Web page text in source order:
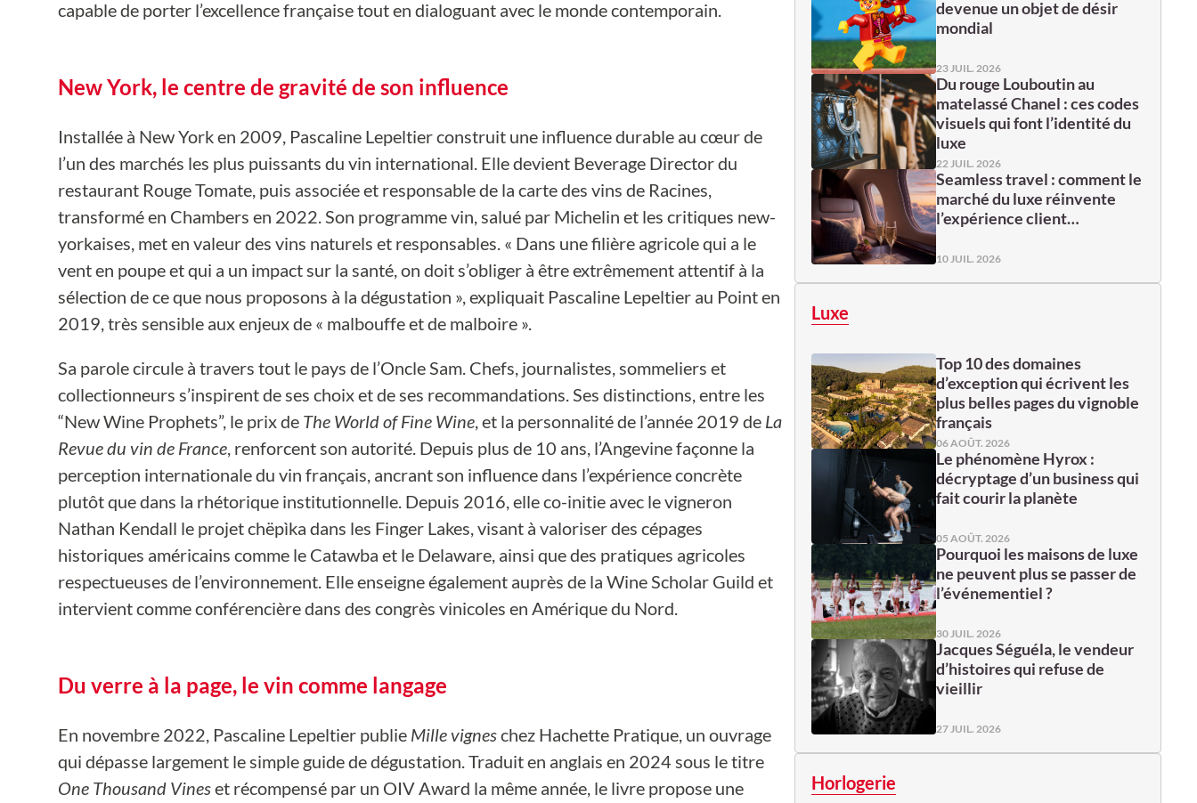
capable de porter l’excellence française tout en dialoguant avec le monde contemporain.
New York, le centre de gravité de son influence
Installée à New York en 2009, Pascaline Lepeltier construit une influence durable au cœur de
l’un des marchés les plus puissants du vin international. Elle devient Beverage Director du
restaurant Rouge Tomate, puis associée et responsable de la carte des vins de Racines,
transformé en Chambers en 2022. Son programme vin, salué par Michelin et les critiques new-
yorkaises, met en valeur des vins naturels et responsables. « Dans une filière agricole qui a le
vent en poupe et qui a un impact sur la santé, on doit s’obliger à être extrêmement attentif à la
sélection de ce que nous proposons à la dégustation », expliquait Pascaline Lepeltier au Point en
2019, très sensible aux enjeux de « malbouffe et de malboire ».
Sa parole circule à travers tout le pays de l’Oncle Sam. Chefs, journalistes, sommeliers et
collectionneurs s’inspirent de ses choix et de ses recommandations. Ses distinctions, entre les
“New Wine Prophets”, le prix de The World of Fine Wine, et la personnalité de l’année 2019 de La
Revue du vin de France, renforcent son autorité. Depuis plus de 10 ans, l’Angevine façonne la
perception internationale du vin français, ancrant son influence dans l’expérience concrète
plutôt que dans la rhétorique institutionnelle. Depuis 2016, elle co-initie avec le vigneron
Nathan Kendall le projet chëpìka dans les Finger Lakes, visant à valoriser des cépages
historiques américains comme le Catawba et le Delaware, ainsi que des pratiques agricoles
respectueuses de l’environnement. Elle enseigne également auprès de la Wine Scholar Guild et
intervient comme conférencière dans des congrès vinicoles en Amérique du Nord.
Du verre à la page, le vin comme langage
En novembre 2022, Pascaline Lepeltier publie Mille vigneschez Hachette Pratique, un ouvrage
qui dépasse largement le simple guide de dégustation. Traduit en anglais en 2024 sous le titre
One Thousand Vineset récompensé par un OIV Award la même année, le livre propose une
devenue un objet de désir
mondial
23 JUIL. 2026
Du rouge Louboutin au
matelassé Chanel : ces codes
visuels qui font l’identité du
luxe
22 JUIL. 2026
Seamless travel : comment le
marché du luxe réinvente
l’expérience client…
10 JUIL. 2026
Luxe
Top 10 des domaines
d’exception qui écrivent les
plus belles pages du vignoble
français
06 AOÛT. 2026
Le phénomène Hyrox :
décryptage d’un business qui
fait courir la planète
05 AOÛT. 2026
Pourquoi les maisons de luxe
ne peuvent plus se passer de
l’événementiel ?
30 JUIL. 2026
Jacques Séguéla, le vendeur
d’histoires qui refuse de
vieillir
27 JUIL. 2026
Horlogerie